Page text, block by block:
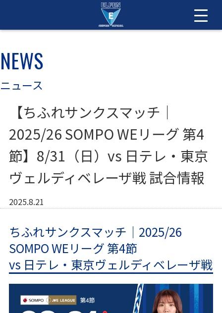
NEWS
ニュース
【ちふれサンクスマッチ｜
2025/26 SOMPO WEリーグ 第4
節】8/31（日）vs 日テレ・東京
ヴェルディベレーザ戦 試合情報
2025.8.21
ちふれサンクスマッチ｜2025/26
SOMPO WEリーグ 第4節
vs 日テレ・東京ヴェルディベレーザ戦